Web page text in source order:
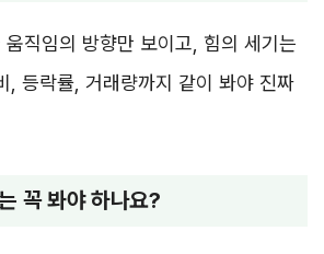
직임의 방향만 보이고, 힘의 세기는
, 등락률, 거래량까지 같이 봐야 진짜
꼭 봐야 하나요?